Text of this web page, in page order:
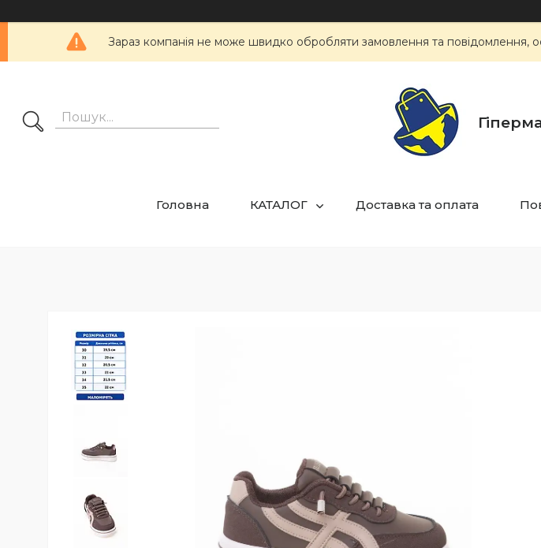
Зараз компанія не може швидко обробляти замовлення та повідомлення,
Головна КАТАЛОГ Доставка та оплата